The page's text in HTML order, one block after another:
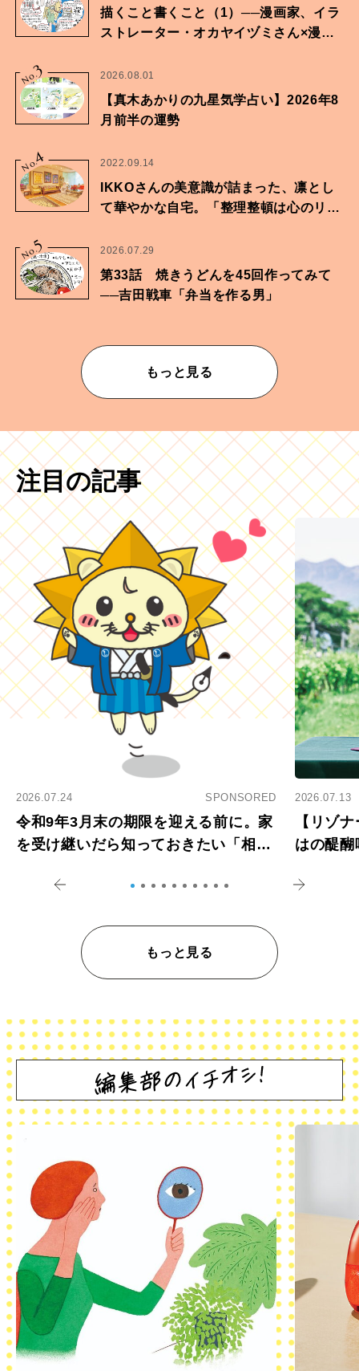
描くこと書くこと（1）──漫画家、イラ
ストレーター・オカヤイヅミさん×漫画
No.
3 2026.08.01
【真木あかりの九星気学占い】2026年8
月前半の運勢
No.
4 2022.09.14
IKKOさんの美意識が詰まった、凛とし
て華やかな自宅。「整理整頓は心のリズ
No.
5 2026.07.29
第33話 焼きうどんを45回作ってみて
──吉田戦車「弁当を作る男」
もっと見る
注目の記事
2026.07.24 SPONSORED
令和9年3月末の期限を迎える前に。家
を受け継いだら知っておきたい「相続
2026.07.13
【リゾ
はの醍
もっと見る